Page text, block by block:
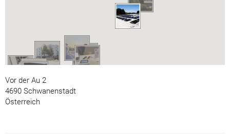
Vor der Au 2
4690 Schwanenstadt
Österreich